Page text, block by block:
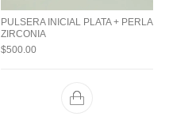
PULSERA INICIAL PLATA + PERLA
ZIRCONIA
$500.00